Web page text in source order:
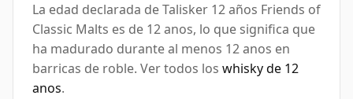
La edad declarada de Talisker 12 años Friends of
Classic Malts es de 12 anos, lo que significa que
ha madurado durante al menos 12 anos en
barricas de roble. Ver todos los whisky de 12
anos.